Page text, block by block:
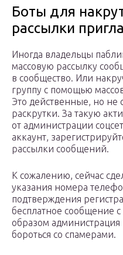
Боты для
рассылки
Иногда владельцы
массовую рассылку
в сообщество. Или
группу с помощью
Это действенные, но не
раскрутки. За такую
от администрации
аккаунт,
рассылки сообщений.
К сожалению, сейчас
указания номера
подтверждения
бесплатное сообщение
образом администрация
бороться со спамерами.